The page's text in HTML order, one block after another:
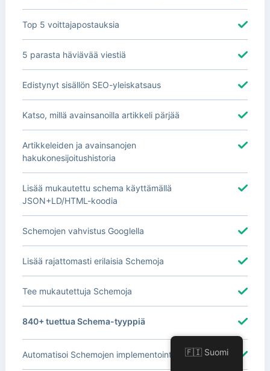
Top 5 voittajapostauksia
5 parasta häviävää viestiä
Edistynyt sisällön SEO-yleiskatsaus
Katso, millä avainsanoilla artikkeli pärjää
Artikkeleiden ja avainsanojen
hakukonesijoitushistoria
Lisää mukautettu schema käyttämällä
JSON+LD/HTML-koodia
Schemojen vahvistus Googlella
Lisää rajattomasti erilaisia Schemoja
Tee mukautettuja Schemoja
840+ tuettua Schema-tyyppiä
Automatisoi Schemojen implementointi 🇫🇮 Suomi